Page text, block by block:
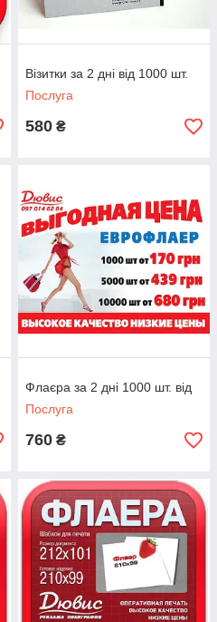
Візитки за 2 дні від 1000 шт.
Послуга
580 ₴
Флаєра за 2 дні 1000 шт. від
Послуга
760 ₴